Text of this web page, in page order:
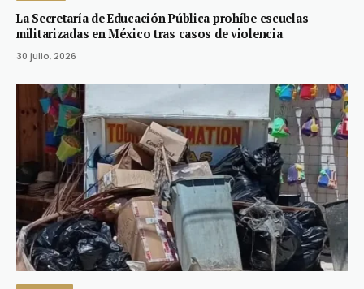
La Secretaría de Educación Pública prohíbe escuelas
militarizadas en México tras casos de violencia
30 julio, 2026